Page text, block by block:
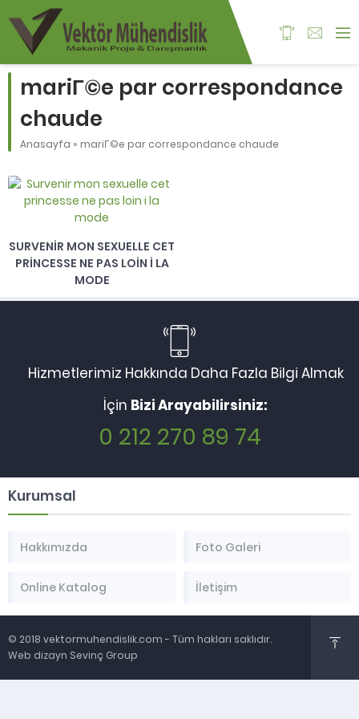
mariГ©e par correspondance
chaude
Anasayfa » mariГ©e par correspondance chaude
SURVENIR MON SEXUELLE CET
PRINCESSE NE PAS LOIN I LA
MODE
Hizmetlerimiz Hakkında Daha Fazla Bilgi Almak
İçin Bizi Arayabilirsiniz:
0 212 270 89 74
Kurumsal
Hakkımızda Foto Galeri
Online Katalog İletişim
© 2018 vektormuhendislik.com - Tüm hakları saklıdır.
Web dizayn Sevinç Group